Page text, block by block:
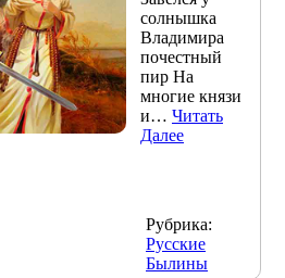
солнышка
Владимира
почестный
пир На
многие князи
и… Читать
Далее
Рубрика:
Русские
Былины